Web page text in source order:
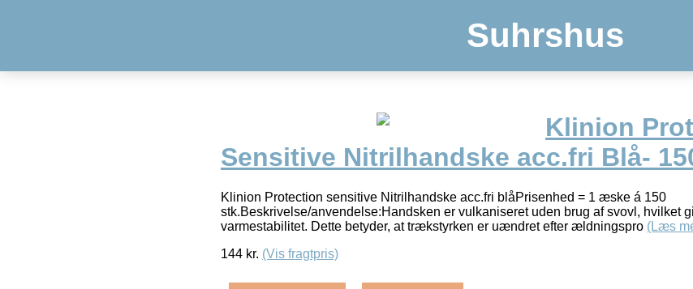
Suhrshus
Klinion
Sensitive Nitrilhandske acc.fri Blå-
Klinion Protection sensitive Nitrilhandske acc.fri blåPrisenhed = 1 æske á 150
stk.Beskrivelse/anvendelse:Handsken er vulkaniseret uden brug af svovl, hvilket
varmestabilitet. Dette betyder, at trækstyrken er uændret efter ældningspro (Læs
144 kr. (Vis fragtpris)